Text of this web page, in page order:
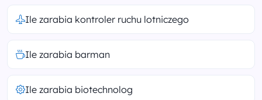
Ile zarabia kontroler ruchu lotniczego
Ile zarabia barman
Ile zarabia biotechnolog